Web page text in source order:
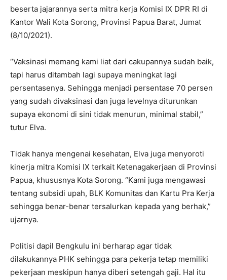
beserta jajarannya serta mitra kerja Komisi IX DPR RI di
Kantor Wali Kota Sorong, Provinsi Papua Barat, Jumat
(8/10/2021).
“Vaksinasi memang kami liat dari cakupannya sudah baik,
tapi harus ditambah lagi supaya meningkat lagi
persentasenya. Sehingga menjadi persentase 70 persen
yang sudah divaksinasi dan juga levelnya diturunkan
supaya ekonomi di sini tidak menurun, minimal stabil,”
tutur Elva.
Tidak hanya mengenai kesehatan, Elva juga menyoroti
kinerja mitra Komisi IX terkait Ketenagakerjaan di Provinsi
Papua, khususnya Kota Sorong. “Kami juga mengawasi
tentang subsidi upah, BLK Komunitas dan Kartu Pra Kerja
sehingga benar-benar tersalurkan kepada yang berhak,”
ujarnya.
Politisi dapil Bengkulu ini berharap agar tidak
dilakukannya PHK sehingga para pekerja tetap memiliki
pekerjaan meskipun hanya diberi setengah gaji. Hal itu